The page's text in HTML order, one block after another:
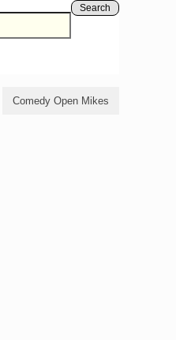
Search
Comedy Open Mikes